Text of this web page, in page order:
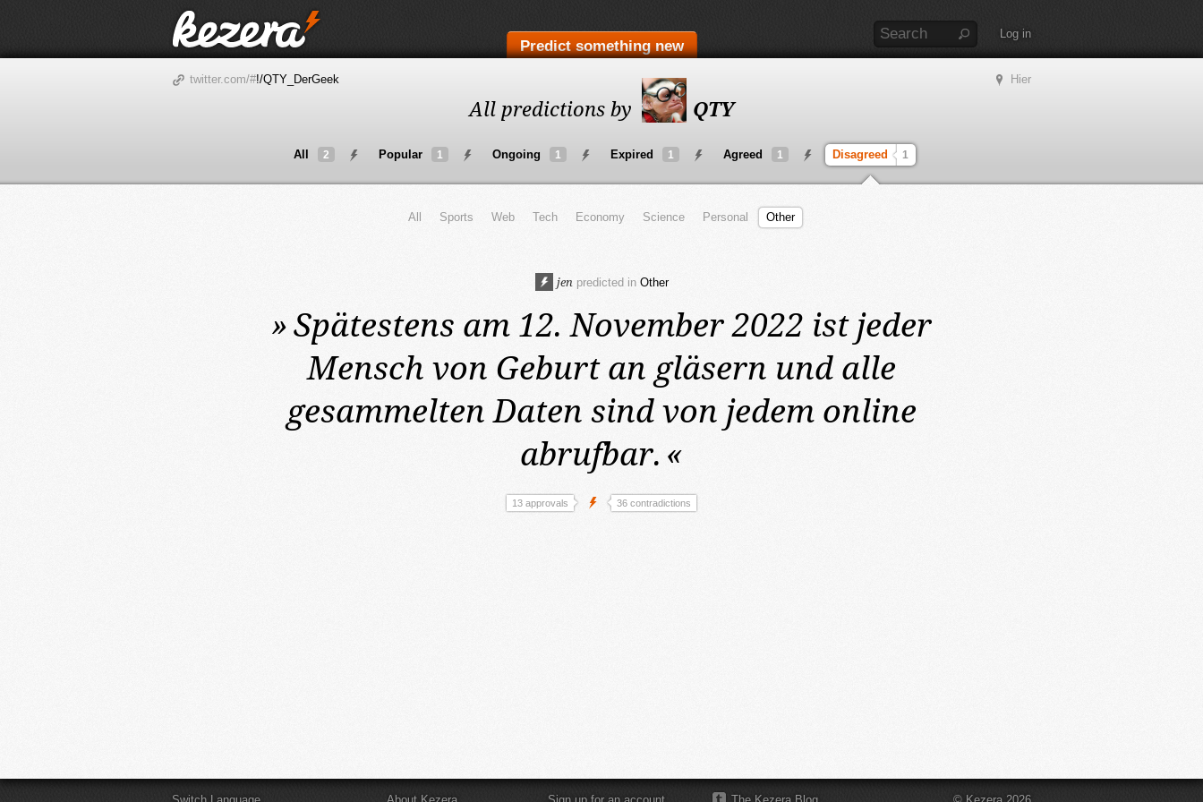
Predict something new
Log in
All predictions by QTY
Hier
twitter.com/#!/QTY_DerGeek
All 2 Popular 1 Ongoing 1 Expired 1 Agreed 1 Disagreed 1
All Sports Web Tech Economy Science Personal Other
jen predicted in Other
»Spätestens am 12. November 2022 ist jeder
Mensch von Geburt an gläsern und alle
gesammelten Daten sind von jedem online
abrufbar. «
13 approvals 36 contradictions